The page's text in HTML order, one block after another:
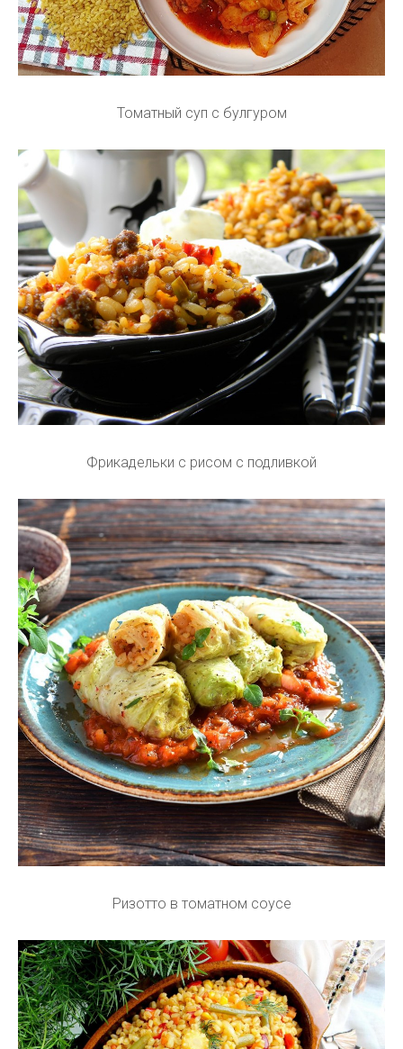
Томатный суп с булгуром
Фрикадельки с рисом с подливкой
Ризотто в томатном соусе